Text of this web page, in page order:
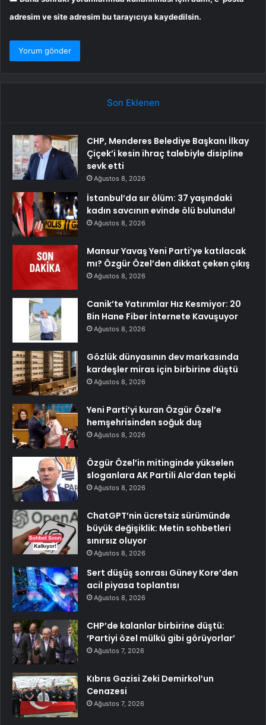
adresim ve site adresim bu tarayıcıya kaydedilsin.
Son Eklenen
CHP, Menderes Belediye Başkanı İlkay
Çiçek’i kesin ihraç talebiyle disipline
sevk etti
Ağustos 8, 2026
İstanbul’da sır ölüm: 37 yaşındaki
kadın savcının evinde ölü bulundu!
Ağustos 8, 2026
Mansur Yavaş Yeni Parti’ye katılacak
mı? Özgür Özel’den dikkat çeken çıkış
Ağustos 8, 2026
Canik’te Yatırımlar Hız Kesmiyor: 20
Bin Hane Fiber İnternete Kavuşuyor
Ağustos 8, 2026
Gözlük dünyasının dev markasında
kardeşler miras için birbirine düştü
Ağustos 8, 2026
Yeni Parti’yi kuran Özgür Özel’e
hemşehrisinden soğuk duş
Ağustos 8, 2026
Özgür Özel’in mitinginde yükselen
sloganlara AK Partili Ala’dan tepki
Ağustos 8, 2026
ChatGPT’nin ücretsiz sürümünde
büyük değişiklik: Metin sohbetleri
sınırsız oluyor
Ağustos 8, 2026
Sert düşüş sonrası Güney Kore’den
acil piyasa toplantısı
Ağustos 8, 2026
CHP’de kalanlar birbirine düştü:
‘Partiyi özel mülkü gibi görüyorlar’
Ağustos 7, 2026
Kıbrıs Gazisi Zeki Demirkol’un
Cenazesi
Ağustos 7, 2026